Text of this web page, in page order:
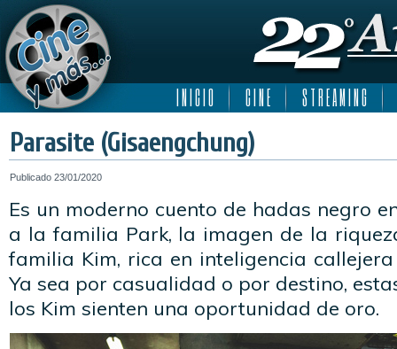
I N I C I O C I N E S T R E A M I N G
Parasite (Gisaengchung)
Publicado 23/01/2020
Es un moderno cuento de hadas negro
a la familia Park, la imagen de la
familia Kim, rica en inteligencia
Ya sea por casualidad o por destino,
los Kim sienten una oportunidad de oro.